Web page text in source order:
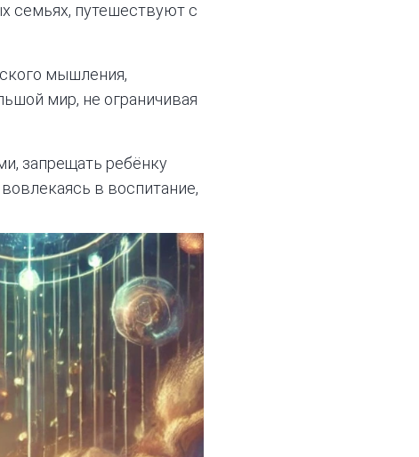
семьях, путешествуют с
мышления,
мир, не ограничивая
запрещать ребёнку
в воспитание,